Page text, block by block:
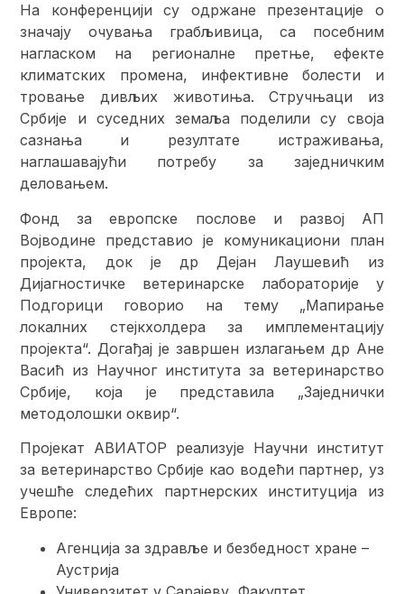
На конференцији су одржане презентације о
значају очувања грабљивица, са посебним
нагласком на регионалне претње, ефекте
климатских промена, инфективне болести и
тровање дивљих животиња. Стручњаци из
Србије и суседних земаља поделили су своја
сазнања и резултате истраживања,
наглашавајући потребу за заједничким
деловањем.
Фонд за европске послове и развој АП
Војводине представио је комуникациони план
пројекта, док је др Дејан Лаушевић из
Дијагностичке ветеринарске лабораторије у
Подгорици говорио на тему „Мапирање
локалних стејкхолдера за имплементацију
пројекта“. Догађај је завршен излагањем др Ане
Васић из Научног института за ветеринарство
Србије, која је представила „Заједнички
методолошки оквир“.
Пројекат АВИАТОР реализује Научни институт
за ветеринарство Србије као водећи партнер, уз
учешће следећих партнерских институција из
Европе:
Агенција за здравље и безбедност хране –
Аустрија